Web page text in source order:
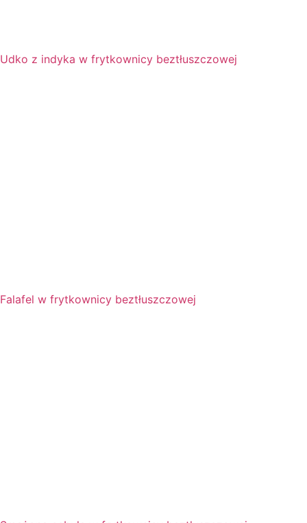
Udko z indyka w frytkownicy beztłuszczowej
Falafel w frytkownicy beztłuszczowej